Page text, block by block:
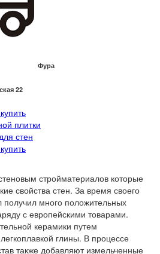
Фура
22
плитки
стен
стройматериалов которые
свойства стен. За время своего
много положительных
с европейскими товарами.
керамики путем
глины. В процессе
также добавляют измельченные